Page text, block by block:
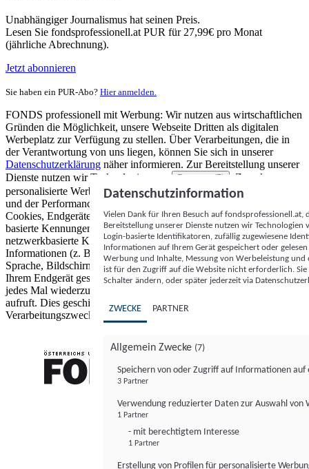
Unabhängiger Journalismus hat seinen Preis.
Lesen Sie fondsprofessionell.at PUR für 27,99€ pro Monat
(jährliche Abrechnung).
Jetzt abonnieren
Sie haben ein PUR-Abo? Hier anmelden.
FONDS professionell mit Werbung: Wir nutzen aus wirtschaftlichen
Gründen die Möglichkeit, unsere Webseite Dritten als digitalen
Werbeplatz zur Verfügung zu stellen. Über Verarbeitungen, die in
der Verantwortung von uns liegen, können Sie sich in unserer
Datenschutzerklärung näher informieren. Zur Bereitstellung unserer
Dienste nutzen wir Technologien von
Partnern (5)
. Zwecke:
personalisierte Werbung und Inhalte, Messung von Werbeleistung
und der Performance von Inhalten sowie Zielgruppenforschung.
Cookies, Endgeräte- oder ähnliche Online-Kennungen (z. B. login-
basierte Kennungen, zufällig generierte Kennungen,
netzwerkbasierte Kennungen) können zusammen mit anderen
Informationen (z. B. Browsertyp und Browserinformationen,
Sprache, Bildschirmgröße, unterstützte Technologien usw.) auf
Ihrem Endgerät gespeichert oder von dort ausgelesen werden, um es
jedes Mal wiederzuerkennen, wenn es eine App oder einer Webseite
aufruft. Dies geschieht für einen oder mehrere der hier aufgeführten
Verarbeitungszwecke.
Datenschutzinformation
Vielen Dank für Ihren Besuch auf
Bereitstellung unserer Dienste nutzen wir Technologien
Login-basierte Identifikatoren, zufällig zugewiesene
Informationen auf Ihrem Gerät gespeichert oder
Werbung und Inhalte, Messung von Werbeleistung
ist für den Zugriff auf die Website nicht erforderlich.
Schalter ändern, oder später jederzeit via
ZWECKE PARTNER
Allgemein Zwecke (7)
Speichern von oder Zugriff auf Informationen auf
3 Partner
Verwendung reduzierter Daten zur Auswahl von
1 Partner
- mit berechtigtem Interesse
1 Partner
Erstellung von Profilen für personalisierte
FONDS professionell